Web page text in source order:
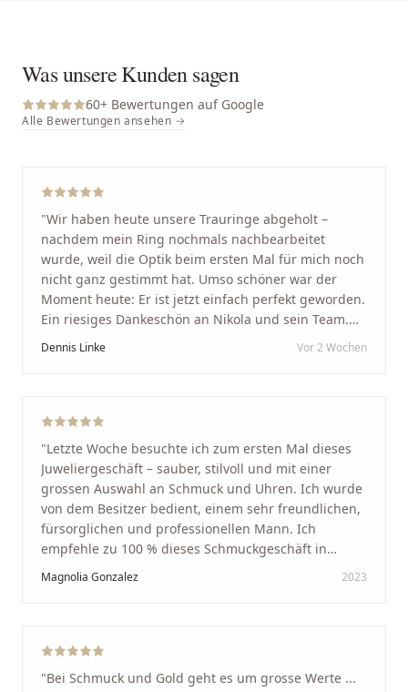
Was unsere Kunden sagen
60+ Bewertungen auf Google
Alle Bewertungen ansehen →
"Wir haben heute unsere Trauringe abgeholt –
nachdem mein Ring nochmals nachbearbeitet
wurde, weil die Optik beim ersten Mal für mich noch
nicht ganz gestimmt hat. Umso schöner war der
Moment heute: Er ist jetzt einfach perfekt geworden.
Ein riesiges Dankeschön an Nikola und sein Team.
Vom ersten Termin an wurden wir jedes Mal
Arbeit und seine Kunden wirklich am Herzen liegen.
Service und echte Herzlichkeit schätzt, ist hier genau
richtig."
Dennis Linke Vor 2 Wochen
"Letzte Woche besuchte ich zum ersten Mal dieses
Juweliergeschäft – sauber, stilvoll und mit einer
grossen Auswahl an Schmuck und Uhren. Ich wurde
von dem Besitzer bedient, einem sehr freundlichen,
fürsorglichen und professionellen Mann. Ich
empfehle zu 100 % dieses Schmuckgeschäft in
Schaffhausen. Ich selbst war sehr zufrieden und
glücklich mit der Behandlung. Ich danke Ihnen – ich
Magnolia Gonzalez 2023
"Bei Schmuck und Gold geht es um grosse Werte ...